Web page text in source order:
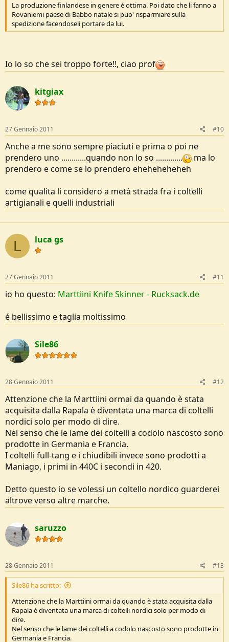
La produzione finlandese in genere é ottima. Poi dato che li fanno a
Rovaniemi paese di Babbo natale si puo' risparmiare sulla
spedizione facendoseli portare da lui.
Io lo so che sei troppo forte!!, ciao prof
kitgiax
27 Gennaio 2011 #10
Anche a me sono sempre piaciuti e prima o poi ne
prendero uno ............quando non lo so .............
ma lo
prendero e come se lo prendero eheheheheheh
come qualita li considero a metà strada fra i coltelli
artigianali e quelli industriali
L luca gs
27 Gennaio 2011 #11
io ho questo: Marttiini Knife Skinner - Rucksack.de
é bellissimo e taglia moltissimo
Sile86
28 Gennaio 2011 #12
Attenzione che la Marttiini ormai da quando è stata
acquisita dalla Rapala è diventata una marca di coltelli
nordici solo per modo di dire.
Nel senso che le lame dei coltelli a codolo nascosto sono
prodotte in Germania e Francia.
I coltelli full-tang e i chiudibili invece sono prodotti a
Maniago, i primi in 440C i secondi in 420.
Detto questo io se volessi un coltello nordico guarderei
altrove verso altre marche.
saruzzo
28 Gennaio 2011 #13
Sile86 ha scritto:
Attenzione che la Marttiini ormai da quando è stata acquisita dalla
Rapala è diventata una marca di coltelli nordici solo per modo di
dire.
Nel senso che le lame dei coltelli a codolo nascosto sono prodotte in
Germania e Francia.